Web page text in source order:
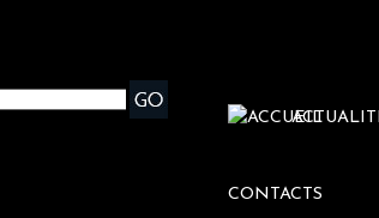
CONTACTS